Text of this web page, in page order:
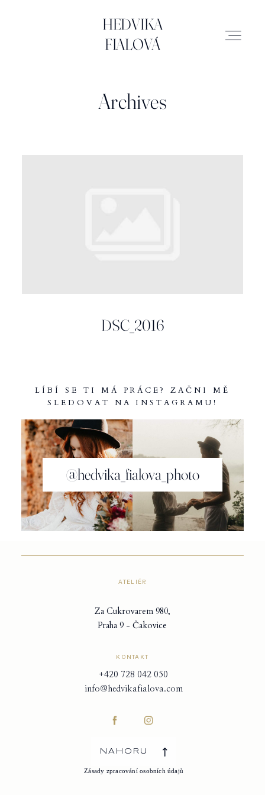
HEDVIKA
FIALOVÁ
HEDVIKA FIALOVÁ
Archives
DSC_2016
LÍBÍ SE TI MÁ PRÁCE? ZAČNI MĚ
SLEDOVAT NA INSTAGRAMU!
@hedvika_fialova_photo
ATELIÉR
KONTAKT
NAHORU
Za Cukrovarem 980,
Praha 9 - Čakovice
+420 728 042 050
info@hedvikafialova.com
Zásady zpracování osobních údajů